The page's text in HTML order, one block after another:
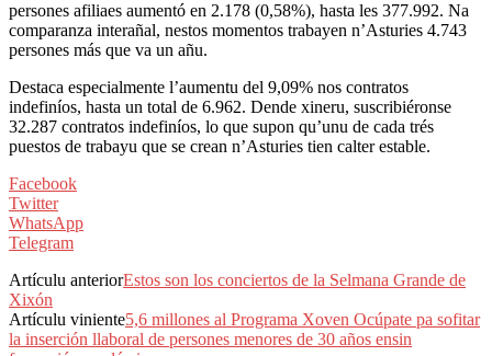
persones afiliaes aumentó en 2.178 (0,58%), hasta les 377.992. Na
comparanza interañal, nestos momentos trabayen n’Asturies 4.743
persones más que va un añu.
Destaca especialmente l’aumentu del 9,09% nos contratos
indefiníos, hasta un total de 6.962. Dende xineru, suscribiéronse
32.287 contratos indefiníos, lo que supon qu’unu de cada trés
puestos de trabayu que se crean n’Asturies tien calter estable.
Facebook
Twitter
WhatsApp
Telegram
Artículu anteriorEstos son los conciertos de la Selmana Grande de
Xixón
Artículu viniente5,6 millones al Programa Xoven Ocúpate pa sofitar
la inserción llaboral de persones menores de 30 años ensin